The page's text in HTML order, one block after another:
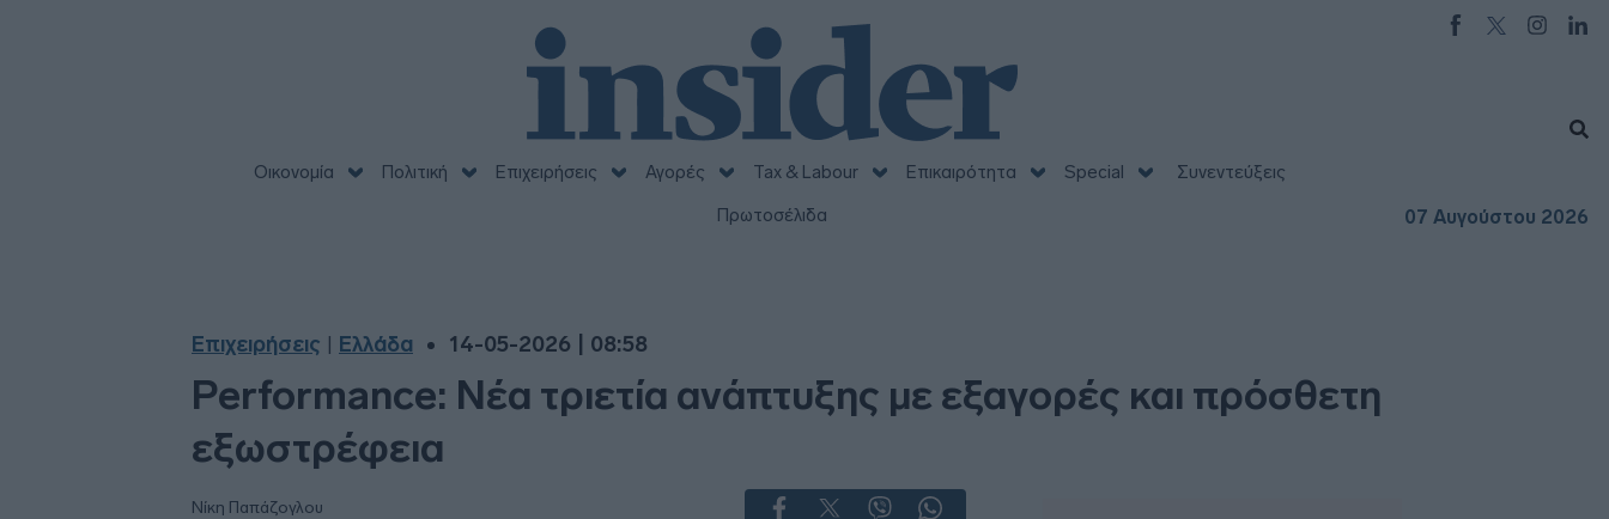
Οικονομία Πολιτική Επιχειρήσεις Αγορές Tax & Labour Επικαιρότητα Special
Συνεντεύξεις
Πρωτοσέλιδα
07 Αυγούστου 2026
Επιχειρήσεις Ελλάδα 14-05-2026 | 08:58
Performance: Νέα τριετία ανάπτυξης με εξαγορές και πρόσθετη
εξωστρέφεια
Νίκη Παπάζογλου